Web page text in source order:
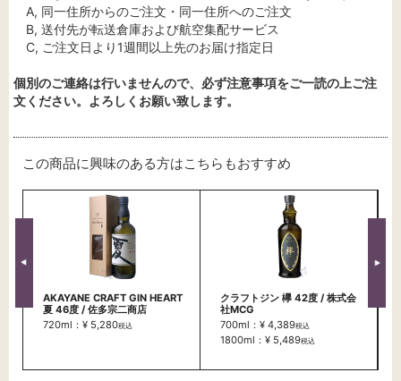
A, 同一住所からのご注文・同一住所へのご注文
B, 送付先が転送倉庫および航空集配サービス
C, ご注文日より1週間以上先のお届け指定日
個別のご連絡は行いませんので、必ず注意事項をご一読の上ご注
文ください。よろしくお願い致します。
この商品に興味のある方はこちらもおすすめ
AKAYANE CRAFT GIN HEART
夏 46度 / 佐多宗二商店
720ml：¥ 5,280税込
クラフトジン 欅 42度 / 株式会
社MCG
700ml：¥ 4,389税込
1800ml：¥ 5,489税込